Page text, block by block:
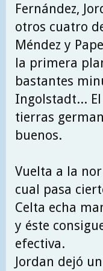
Fernández,
otros cuatro
Méndez y
la primera
bastantes
Ingolstadt...
tierras
buenos.
Vuelta a la
cual pasa
Celta echa
y éste
efectiva.
Jordan dejó